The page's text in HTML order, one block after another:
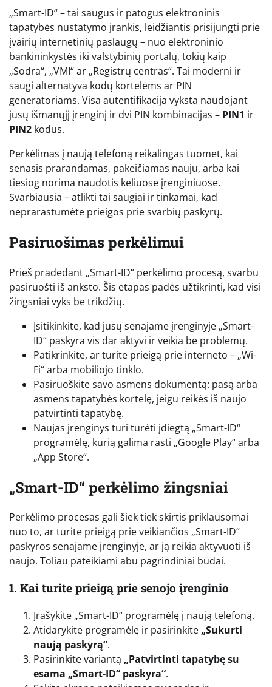
„Smart-ID“ – tai saugus ir patogus elektroninis
tapatybės nustatymo įrankis, leidžiantis prisijungti prie
įvairių internetinių paslaugų – nuo elektroninio
bankininkystės iki valstybinių portalų, tokių kaip
„Sodra“, „VMI“ ar „Registrų centras“. Tai moderni ir
saugi alternatyva kodų kortelėms ar PIN
generatoriams. Visa autentifikacija vyksta naudojant
jūsų išmanųjį įrenginį ir dvi PIN kombinacijas – PIN1 ir
PIN2 kodus.
Perkėlimas į naują telefoną reikalingas tuomet, kai
senasis prarandamas, pakeičiamas nauju, arba kai
tiesiog norima naudotis keliuose įrenginiuose.
Svarbiausia – atlikti tai saugiai ir tinkamai, kad
neprarastumėte prieigos prie svarbių paskyrų.
Pasiruošimas perkėlimui
Prieš pradedant „Smart-ID“ perkėlimo procesą, svarbu
pasiruošti iš anksto. Šis etapas padės užtikrinti, kad visi
žingsniai vyks be trikdžių.
Įsitikinkite, kad jūsų senajame įrenginyje „Smart-
ID“ paskyra vis dar aktyvi ir veikia be problemų.
Patikrinkite, ar turite prieigą prie interneto – „Wi-
Fi“ arba mobiliojo tinklo.
Pasiruoškite savo asmens dokumentą: pasą arba
asmens tapatybės kortelę, jeigu reikės iš naujo
patvirtinti tapatybę.
Naujas įrenginys turi turėti įdiegtą „Smart-ID“
programėlę, kurią galima rasti „Google Play“ arba
„App Store“.
„Smart-ID“ perkėlimo žingsniai
Perkėlimo procesas gali šiek tiek skirtis priklausomai
nuo to, ar turite prieigą prie veikiančios „Smart-ID“
paskyros senajame įrenginyje, ar ją reikia aktyvuoti iš
naujo. Toliau pateikiami abu pagrindiniai būdai.
1. Kai turite prieigą prie senojo įrenginio
Įrašykite „Smart-ID“ programėlę į naują telefoną.
Atidarykite programėlę ir pasirinkite „Sukurti
naują paskyrą“.
Pasirinkite variantą „Patvirtinti tapatybę su
esama „Smart-ID“ paskyra“.